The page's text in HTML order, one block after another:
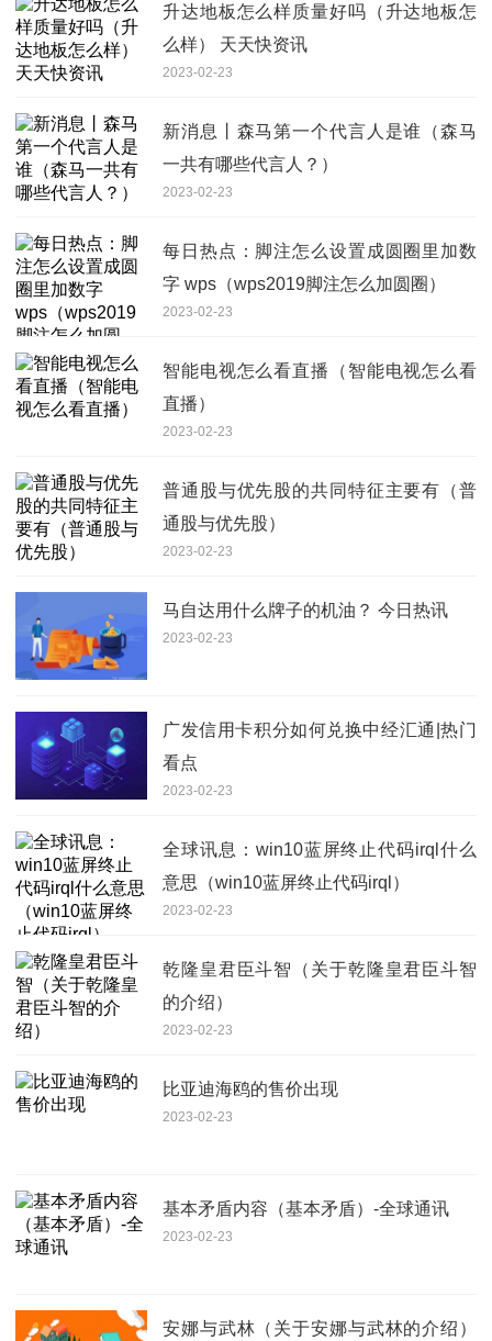
升达地板怎么样质量好吗（升达地板怎
么样） 天天快资讯
2023-02-23
新消息丨森马第一个代言人是谁（森马
一共有哪些代言人？）
2023-02-23
每日热点：脚注怎么设置成圆圈里加数
字 wps（wps2019脚注怎么加圆圈）
2023-02-23
智能电视怎么看直播（智能电视怎么看
直播）
2023-02-23
普通股与优先股的共同特征主要有（普
通股与优先股）
2023-02-23
马自达用什么牌子的机油？ 今日热讯
2023-02-23
广发信用卡积分如何兑换中经汇通|热门
看点
2023-02-23
全球讯息：win10蓝屏终止代码irql什么
意思（win10蓝屏终止代码irql）
2023-02-23
乾隆皇君臣斗智（关于乾隆皇君臣斗智
的介绍）
2023-02-23
比亚迪海鸥的售价出现
2023-02-23
基本矛盾内容（基本矛盾）-全球通讯
2023-02-23
安娜与武林（关于安娜与武林的介绍）